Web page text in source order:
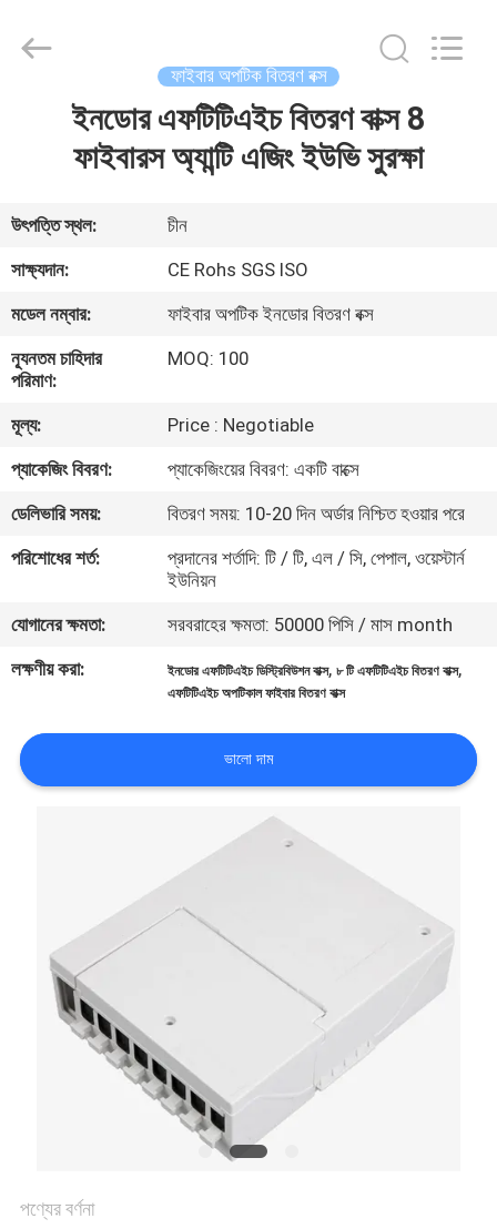
আমাদের
সম্পর্কে
কারখানা
ভ্রমণ
মান
নিয়ন্ত্রণ
করুন
কেস
গোপনীয়তা
Co.,Ltd..
ফাইবার অপটিক বিতরণ বক্স
ইনডোর এফটিটিএইচ বিতরণ বাক্স 8
ফাইবারস অ্যান্টি এজিং ইউভি সুরক্ষা
উৎপত্তি স্থল:
চীন
সাক্ষ্যদান:
CE Rohs SGS ISO
মডেল নম্বার:
ফাইবার অপটিক ইনডোর বিতরণ বক্স
ন্যূনতম চাহিদার
পরিমাণ:
MOQ: 100
মূল্য:
Price : Negotiable
প্যাকেজিং বিবরণ:
প্যাকেজিংয়ের বিবরণ: একটি বাক্সে
ডেলিভারি সময়:
বিতরণ সময়: 10-20 দিন অর্ডার নিশ্চিত হওয়ার পরে
পরিশোধের শর্ত:
প্রদানের শর্তাদি: টি / টি, এল / সি, পেপাল, ওয়েস্টার্ন
ইউনিয়ন
যোগানের ক্ষমতা:
সরবরাহের ক্ষমতা: 50000 পিসি / মাস month
লক্ষণীয় করা:
ইনডোর এফটিটিএইচ ডিস্ট্রিবিউশন বাক্স,৮ টি এফটিটিএইচ বিতরণ বাক্স,
এফটিটিএইচ অপটিকাল ফাইবার বিতরণ বাক্স
ভালো দাম
পণ্যের বর্ণনা